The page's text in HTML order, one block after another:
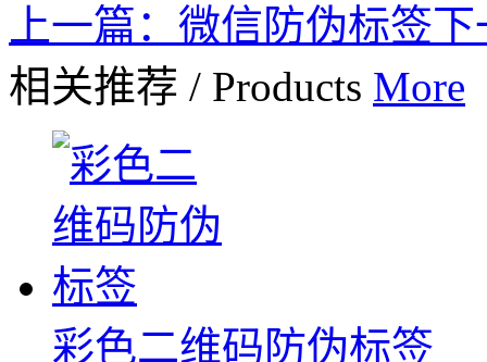
上一篇： 微信防伪标签下
相关推荐 / Products More
彩色二维码防伪标签